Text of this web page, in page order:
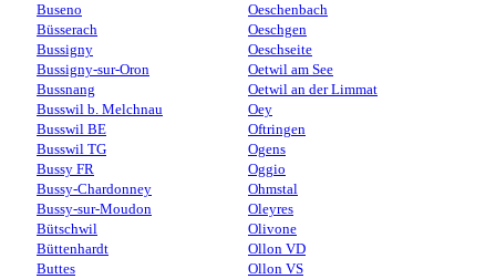
Buseno
Büsserach
Bussigny
Bussigny-sur-Oron
Bussnang
Busswil b. Melchnau
Busswil BE
Busswil TG
Bussy FR
Bussy-Chardonney
Bussy-sur-Moudon
Bütschwil
Büttenhardt
Buttes
Oeschenbach
Oeschgen
Oeschseite
Oetwil am See
Oetwil an der Limmat
Oey
Oftringen
Ogens
Oggio
Ohmstal
Oleyres
Olivone
Ollon VD
Ollon VS